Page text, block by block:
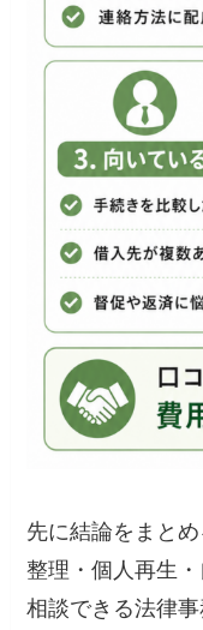
先に結論をまと
整理・個人再生
相談できる法律事